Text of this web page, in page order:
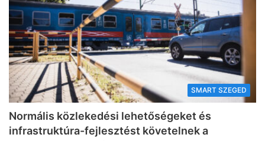
SMART SZEGED
Normális közlekedési lehetőségeket és
infrastruktúra-fejlesztést követelnek a